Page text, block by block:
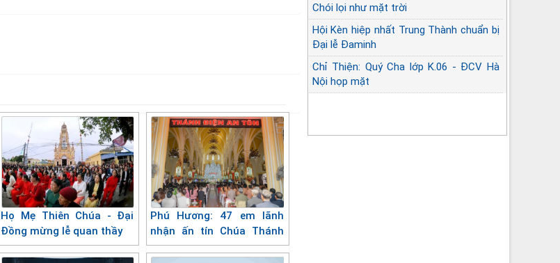
Họ Mẹ Thiên Chúa - Đại
Đồng mừng lễ quan thầy
Phú Hương: 47 em lãnh
nhận ấn tín Chúa Thánh
Thần
Chói lọi như mặt trời
Hội Kèn hiệp nhất Trung Thành chuẩn bị
Đại lễ Đaminh
Chỉ Thiện: Quý Cha lớp K.06 - ĐCV Hà
Nội họp mặt